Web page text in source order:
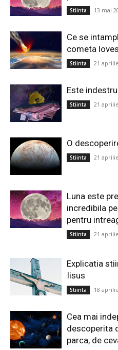
Stiinta 13 mai
Ce se
cometa
Stiinta 21
Este
Stiinta 21
O
Stiinta 21
Luna este
incredibila
pentru
Stiinta 21
Explicatia
Iisus
Stiinta 18
Cea mai
descoperita
parca, de